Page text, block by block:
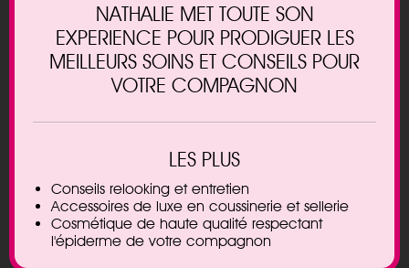
NATHALIE MET TOUTE SON
EXPERIENCE POUR PRODIGUER LES
MEILLEURS SOINS ET CONSEILS POUR
VOTRE COMPAGNON
LES PLUS
Conseils relooking et entretien
Accessoires de luxe en coussinerie et sellerie
Cosmétique de haute qualité respectant
l'épiderme de votre compagnon